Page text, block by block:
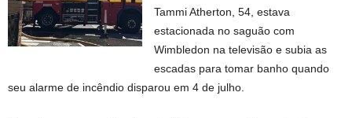
Tammi Atherton, 54, estava
estacionada no saguão com
Wimbledon na televisão e subia as
escadas para tomar banho quando
seu alarme de incêndio disparou em 4 de julho.